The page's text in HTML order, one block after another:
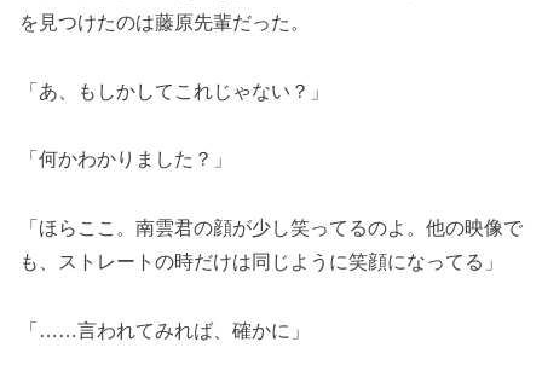
を見つけたのは藤原先輩だった。
「あ、もしかしてこれじゃない？」
「何かわかりました？」
「ほらここ。南雲君の顔が少し笑ってるのよ。他の映像で
も、ストレートの時だけは同じように笑顔になってる」
「……言われてみれば、確かに」